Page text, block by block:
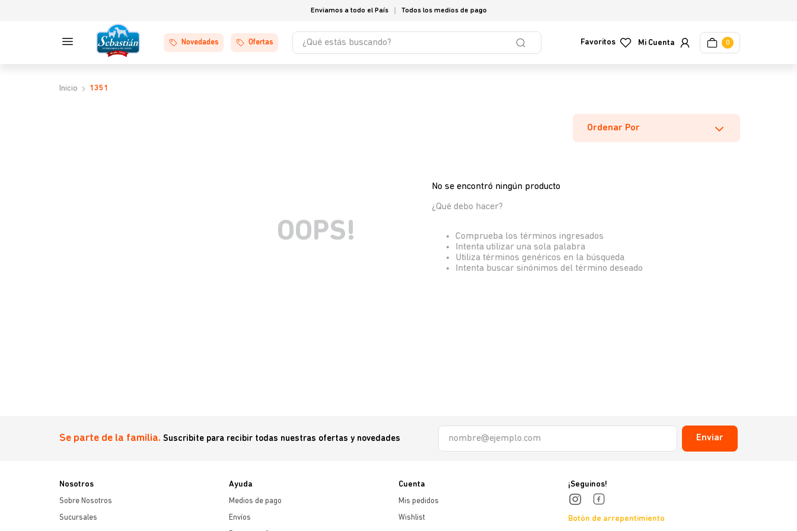
Enviamos a todo el País Todos los medios de pago
Novedades Ofertas
¿Qué estás buscando?
Favoritos 0
1351
Ordenar Por
OOPS!
No se encontró ningún producto
¿Qué debo hacer?
Comprueba los términos ingresados
Intenta utilizar una sola palabra
Utiliza términos genéricos en la búsqueda
Intenta buscar sinónimos del término deseado
Se parte de la familia. Suscribite para recibir todas nuestras ofertas y novedades Enviar
Nosotros
Sobre Nosotros
Sucursales
Ayuda
Medios de pago
Envíos
Cuenta
Mis pedidos
Wishlist
¡Seguinos!
Botón de arrepentimiento